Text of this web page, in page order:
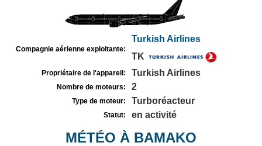
Compagnie aérienne exploitante:
Turkish Airlines
TK
Propriétaire de l'appareil: Turkish Airlines
Nombre de moteurs: 2
Type de moteur: Turboréacteur
Statut: en activité
MÉTÉO À BAMAKO